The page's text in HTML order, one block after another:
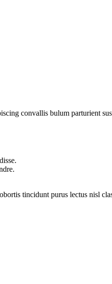
convallis bulum parturient
tincidunt purus lectus nisl